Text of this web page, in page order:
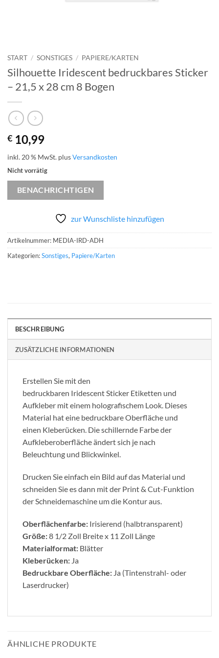
START / SONSTIGES / PAPIERE/KARTEN
Silhouette Iridescent bedruckbares Sticker
– 21,5 x 28 cm 8 Bogen
€ 10,99
inkl. 20 % MwSt. plusVersandkosten
Nicht vorrätig
BENACHRICHTIGEN
zur Wunschliste hinzufügen
Artikelnummer: MEDIA-IRD-ADH
Kategorien:Sonstiges, Papiere/Karten
BESCHREIBUNG
ZUSÄTZLICHE INFORMATIONEN
Erstellen Sie mit den
bedruckbaren Iridescent Sticker Etiketten und
Aufkleber mit einem holografischem Look. Dieses
Material hat eine bedruckbare Oberfläche und
einen Kleberücken. Die schillernde Farbe der
Aufkleberoberfläche ändert sich je nach
Beleuchtung und Blickwinkel.
Drucken Sie einfach ein Bild auf das Material und
schneiden Sie es dann mit der Print & Cut-Funktion
der Schneidemaschine um die Kontur aus.
Oberflächenfarbe: Irisierend (halbtransparent)
Größe:8 1/2 Zoll Breite x 11 Zoll Länge
Materialformat: Blätter
Kleberücken: Ja
Bedruckbare Oberfläche: Ja (Tintenstrahl- oder
Laserdrucker)
ÄHNLICHE PRODUKTE